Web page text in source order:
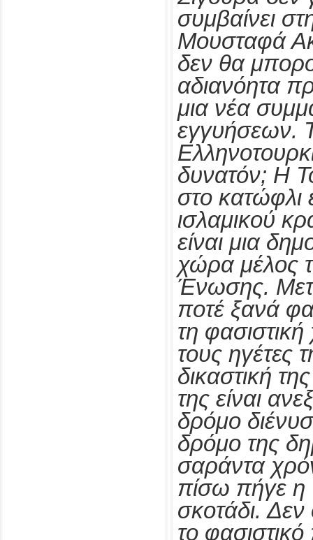
συμβαίνει
Μουσταφά
δεν θα
αδιανόητα
μια νέα
εγγυήσεων.
δυνατόν; Η
στο κατώφλι
ισλαμικού
είναι μια
χώρα μέλος
Ένωσης.
ποτέ ξανά
τη
τους ηγέτες
δικαστική
της είναι
δρόμο
δρόμο της
σαράντα
πίσω πήγε η
σκοτάδι.
το